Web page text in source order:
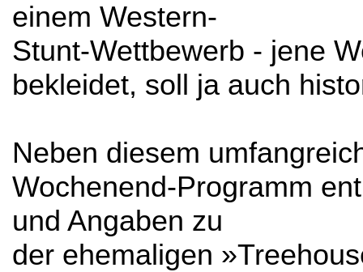
einem Western-
Stunt-Wettbewerb - jene
bekleidet, soll ja auch
Neben diesem
Wochenend-Programm
und Angaben zu
der ehemaligen